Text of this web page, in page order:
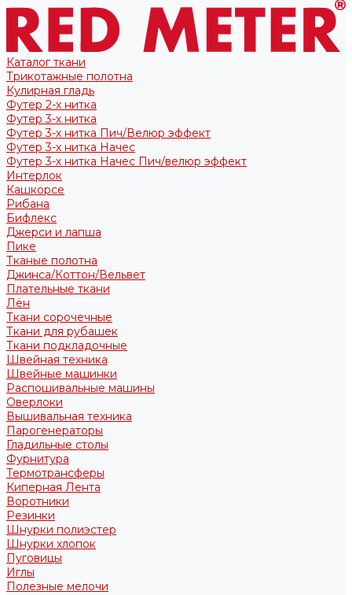
Каталог ткани
Трикотажные полотна
Кулирная гладь
Футер 2-х нитка
Футер 3-х нитка
Футер 3-х нитка Пич/Велюр эффект
Футер 3-х нитка Начес
Футер 3-х нитка Начес Пич/велюр эффект
Интерлок
Кашкорсе
Рибана
Бифлекс
Джерси и лапша
Пике
Тканые полотна
Джинса/Коттон/Вельвет
Плательные ткани
Лён
Ткани сорочечные
Ткани для рубашек
Ткани подкладочные
Швейная техника
Швейные машинки
Распошивальные машины
Оверлоки
Вышивальная техника
Парогенераторы
Гладильные столы
Фурнитура
Термотрансферы
Киперная Лента
Воротники
Резинки
Шнурки полиэстер
Шнурки хлопок
Пуговицы
Иглы
Полезные мелочи